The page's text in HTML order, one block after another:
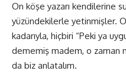
On köşe yazarı kendilerine
yüzündekilerle yetinmişler.
kadarıyla, hiçbiri “Peki ya
dememiş madem, o zaman
da biz anlatalım.